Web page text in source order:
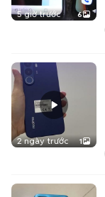
5 giờ trước 6
2 ngày trước 1